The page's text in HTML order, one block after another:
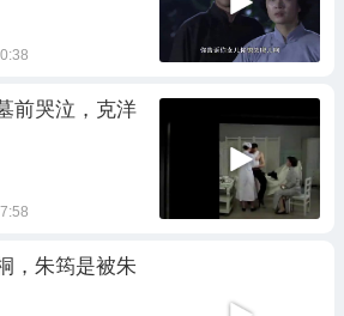
前哭泣，克洋
，朱筠是被朱